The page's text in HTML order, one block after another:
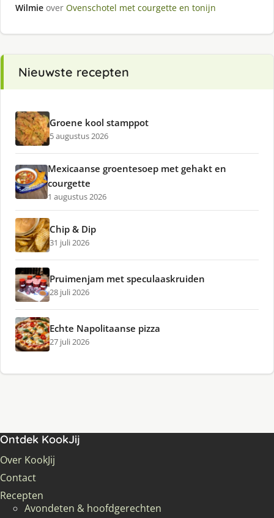
Wilmie over Ovenschotel met courgette en tonijn
Nieuwste recepten
Groene kool stamppot
5 augustus 2026
Mexicaanse groentesoep met gehakt en
courgette
1 augustus 2026
Chip & Dip
31 juli 2026
Pruimenjam met speculaaskruiden
28 juli 2026
Echte Napolitaanse pizza
27 juli 2026
Ontdek KookJij
Over KookJij
Contact
Recepten
Avondeten & hoofdgerechten